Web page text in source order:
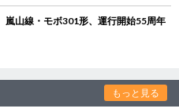
山線・モボ301形、運行開始55周年
もっと見る